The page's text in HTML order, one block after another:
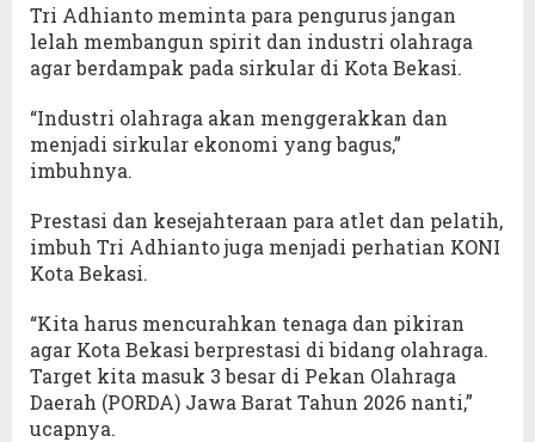
Tri Adhianto meminta para pengurus jangan
lelah membangun spirit dan industri olahraga
agar berdampak pada sirkular di Kota Bekasi.
“Industri olahraga akan menggerakkan dan
menjadi sirkular ekonomi yang bagus,”
imbuhnya.
Prestasi dan kesejahteraan para atlet dan pelatih,
imbuh Tri Adhianto juga menjadi perhatian KONI
Kota Bekasi.
“Kita harus mencurahkan tenaga dan pikiran
agar Kota Bekasi berprestasi di bidang olahraga.
Target kita masuk 3 besar di Pekan Olahraga
Daerah (PORDA) Jawa Barat Tahun 2026 nanti,”
ucapnya.